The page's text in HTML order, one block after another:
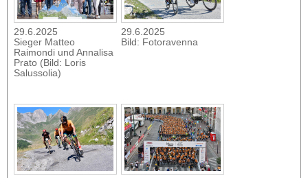
29.6.2025
Sieger Matteo
Raimondi und Annalisa
Prato (Bild: Loris
Salussolia)
29.6.2025
Bild: Fotoravenna